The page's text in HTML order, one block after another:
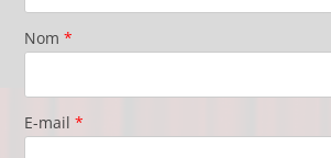
Nom *
E-mail *